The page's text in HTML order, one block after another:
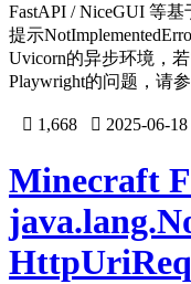
FastAPI / NiceGUI 等
提示
Uvicorn的异步环境，
Playwright的问题，请
 1,668  2025-06-18
Minecraft